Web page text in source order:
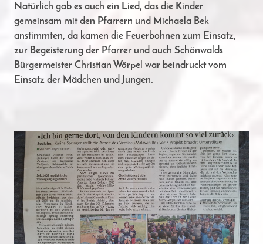
Natürlich gab es auch ein Lied, das die Kinder
gemeinsam mit den Pfarrern und Michaela Bek
anstimmten, da kamen die Feuerbohnen zum Einsatz,
zur Begeisterung der Pfarrer und auch Schönwalds
Bürgermeister Christian Wörpel war beindruckt vom
Einsatz der Mädchen und Jungen.